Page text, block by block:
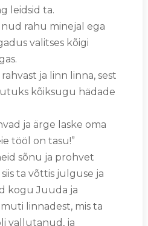
leidsid ta.
rahu minejal ega
valitses kõigi
ja linn linna, sest
kõiksugu hädade
ja ärge laske oma
tööl on tasu!”
sõnu ja prohvet
ta võttis julguse ja
kogu Juuda ja
linnadest, mis ta
vallutanud, ja